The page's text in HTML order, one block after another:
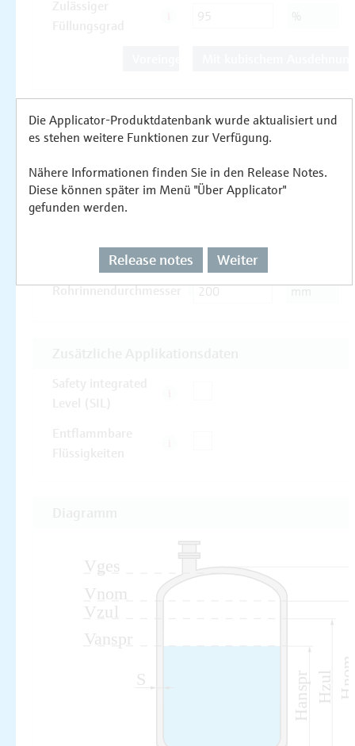
Die Applicator-Produktdatenbank wurde aktualisiert und
es stehen weitere Funktionen zur Verfügung.
Nähere Informationen finden Sie in den Release Notes.
Diese können später im Menü "Über Applicator"
gefunden werden.
Release notes Weiter